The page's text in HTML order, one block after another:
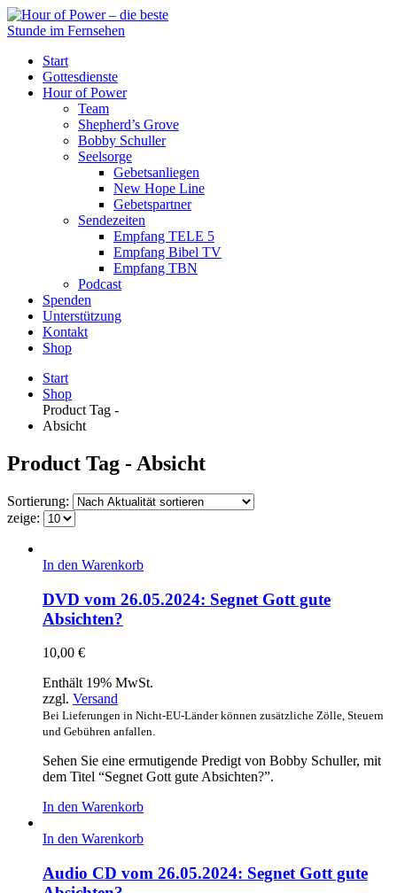
Start
Gottesdienste
Hour of Power
Team
Shepherd’s Grove
Bobby Schuller
Seelsorge
Gebetsanliegen
New Hope Line
Gebetspartner
Sendezeiten
Empfang TELE 5
Empfang Bibel TV
Empfang TBN
Podcast
Spenden
Unterstützung
Kontakt
Shop
Start
Shop
Product Tag -
Absicht
Product Tag - Absicht
Sortierung:
zeige:
In den Warenkorb
DVD vom 26.05.2024: Segnet Gott gute
Absichten?
10,00 €
Enthält 19% MwSt.
zzgl. Versand
Bei Lieferungen in Nicht-EU-Länder können zusätzliche Zölle, Steuern
und Gebühren anfallen.
Sehen Sie eine ermutigende Predigt von Bobby Schuller, mit
dem Titel “Segnet Gott gute Absichten?”.
In den Warenkorb
In den Warenkorb
Audio CD vom 26.05.2024: Segnet Gott gute